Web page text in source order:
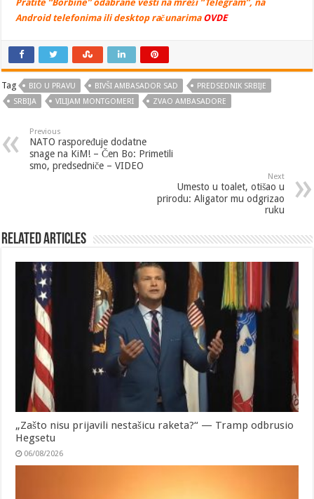
Pratite “Borbine” odabrane vesti na mreži “Telegram”, na
Android telefonima ili desktop računarima OVDE
Tag BIO U PRAVU BIVŠI AMBASADOR SAD
PREDSEDNIK SRBIJE
SRBIJA
VILIJAM MONTGOMERI ZVAO AMBASADORE
Previous
NATO raspoređuje dodatne
snage na KiM! – Čen Bo: Primetili
smo, predsedniče – VIDEO
Next
Umesto u toalet, otišao u
prirodu: Aligator mu odgrizao
ruku
Related Articles
„Zašto nisu prijavili nestašicu raketa?“ — Tramp odbrusio
Hegsetu
06/08/2026